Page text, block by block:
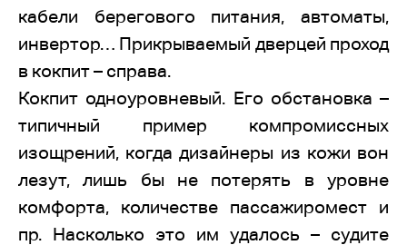
кабели берегового питания, автоматы,
инвертор… Прикрываемый дверцей проход
в кокпит – справа.
Кокпит одноуровневый. Его обстановка –
типичный пример компромиссных
изощрений, когда дизайнеры из кожи вон
лезут, лишь бы не потерять в уровне
комфорта, количестве пассажиромест и
пр. Насколько это им удалось – судите